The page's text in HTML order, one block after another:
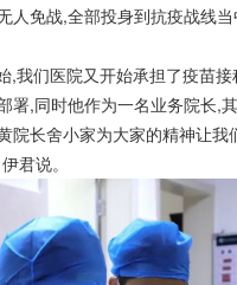
人免战,全部投身到抗疫战线
,我们医院又开始承担了疫苗
署,同时他作为一名业务院长,
院长舍小家为大家的精神让我
君说。